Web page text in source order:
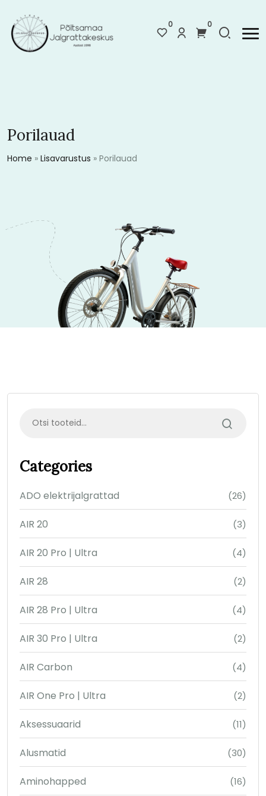
0 0
Porilauad
Home » Lisavarustus » Porilauad
Categories
ADO elektrijalgrattad (26)
AIR 20 (3)
AIR 20 Pro | Ultra (4)
AIR 28 (2)
AIR 28 Pro | Ultra (4)
AIR 30 Pro | Ultra (2)
AIR Carbon (4)
AIR One Pro | Ultra (2)
Aksessuaarid (11)
Alusmatid (30)
Aminohapped (16)